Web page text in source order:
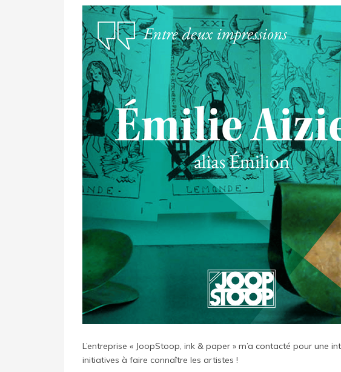
L’entreprise « JoopStoop, ink & paper » m’a contacté pour une
initiatives à faire connaître les artistes !